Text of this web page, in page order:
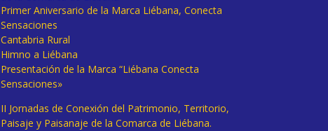
Primer Aniversario de la Marca Liébana, Conecta
Sensaciones
Cantabria Rural
Himno a Liébana
Presentación de la Marca “Liébana Conecta
Sensaciones»
II Jornadas de Conexión del Patrimonio, Territorio,
Paisaje y Paisanaje de la Comarca de Liébana.